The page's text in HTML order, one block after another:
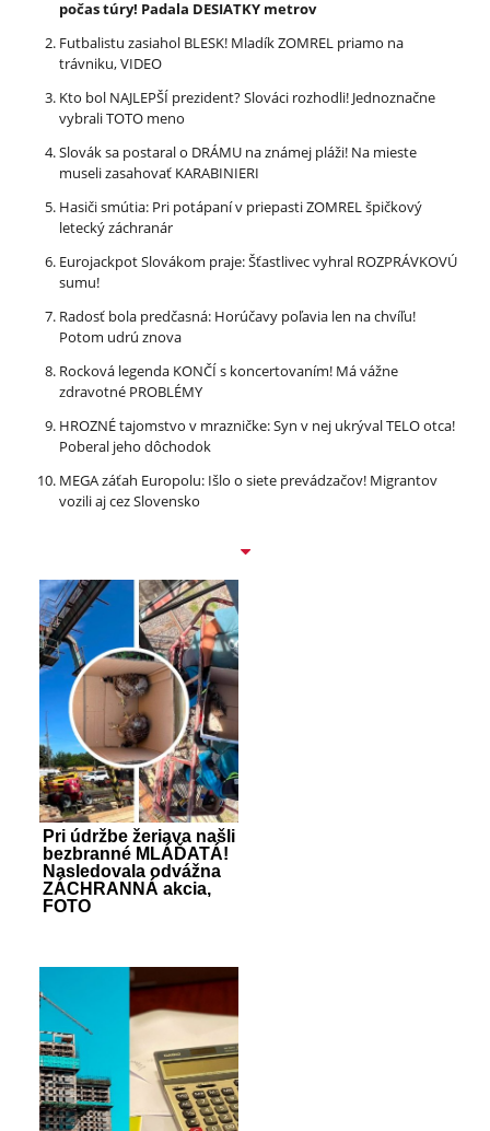
počas túry! Padala DESIATKY metrov
Futbalistu zasiahol BLESK! Mladík ZOMREL priamo na
trávniku, VIDEO
Kto bol NAJLEPŠÍ prezident? Slováci rozhodli! Jednoznačne
vybrali TOTO meno
Slovák sa postaral o DRÁMU na známej pláži! Na mieste
museli zasahovať KARABINIERI
Hasiči smútia: Pri potápaní v priepasti ZOMREL špičkový
letecký záchranár
Eurojackpot Slovákom praje: Šťastlivec vyhral ROZPRÁVKOVÚ
sumu!
Radosť bola predčasná: Horúčavy poľavia len na chvíľu!
Potom udrú znova
Rocková legenda KONČÍ s koncertovaním! Má vážne
zdravotné PROBLÉMY
HROZNÉ tajomstvo v mrazničke: Syn v nej ukrýval TELO otca!
Poberal jeho dôchodok
MEGA záťah Europolu: Išlo o siete prevádzačov! Migrantov
vozili aj cez Slovensko
Pri údržbe žeriava našli
bezbranné MLÁĎATÁ!
Nasledovala odvážna
ZÁCHRANNÁ akcia,
FOTO